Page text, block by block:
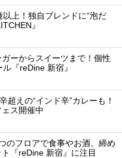
上！独自ブレンドに“泡だ
』
ーからスイーツまで！個性
『reDine 新宿』
超えの“インド辛”カレーも！
ェス開催中
のフロアで食事やお酒、締め
『reDine 新宿』に注目